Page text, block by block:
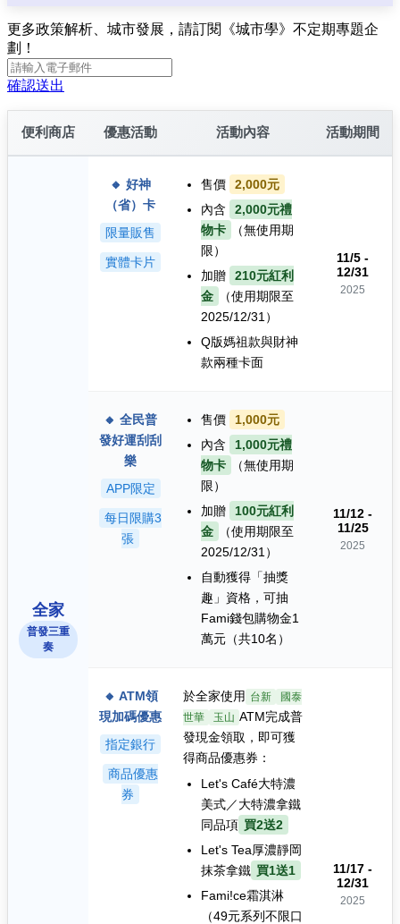
更多政策解析、城市發展，請訂閱《城市學》不定期專題企
劃！
確認送出
便利商店 優惠活動 活動內容 活動期間
全家
普發三重
奏
🔸 好神
（省）卡
限量販售
實體卡片
售價
2,000元
內含
2,000元禮
物卡
（無使用期
限）
加贈
210元紅利
金
（使用期限至
2025/12/31）
Q版媽祖款與財神
款兩種卡面
11/5 -
12/31
2025
🔸 全民普
發好運刮刮
樂
APP限定
每日限購3
張
售價
1,000元
內含
1,000元禮
物卡
（無使用期
限）
加贈
100元紅利
金
（使用期限至
2025/12/31）
自動獲得「抽獎
趣」資格，可抽
Fami錢包購物金1
萬元（共10名）
11/12 -
11/25
2025
🔸 ATM領
現加碼優惠
指定銀行
商品優惠
券
於全家使用 台新
國泰
世華
玉山 ATM完成普
發現金領取，即可獲
得商品優惠券：
Let's Café大特濃
美式／大特濃拿鐵
同品項 買2送2
Let's Tea厚濃靜岡
抹茶拿鐵 買1送1
Fami!ce霜淇淋
（49元系列不限口
11/17 -
12/31
2025